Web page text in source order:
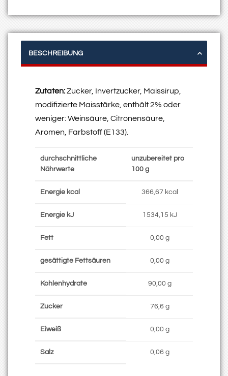
BESCHREIBUNG
Zutaten:Zucker, Invertzucker, Maissirup,
modifizierte Maisstärke, enthält 2% oder
weniger: Weinsäure, Citronensäure,
Aromen, Farbstoff (E133).
durchschnittliche
Nährwerte
unzubereitet pro
100 g
Energie kcal 366,67 kcal
Energie kJ 1534,15 kJ
Fett 0,00 g
gesättigte Fettsäuren 0,00 g
Kohlenhydrate 90,00 g
Zucker 76,6 g
Eiweiß 0,00 g
Salz 0,06 g